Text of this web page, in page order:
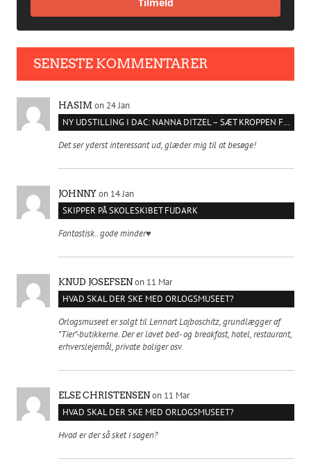
Tilmeld
SENESTE KOMMENTARER
HASIM on 24 Jan
NY UDSTILLING I DAC: NANNA DITZEL – SÆT KROPPEN FRI
Det ser yderst interessant ud, glæder mig til at besøge!
JOHNNY on 14 Jan
SKIPPER PÅ SKOLESKIBET FUDARK
Fantastisk.. gode minder♥️
KNUD JOSEFSEN on 11 Mar
HVAD SKAL DER SKE MED ORLOGSMUSEET?
Orlogsmuseet er solgt til Lennart Lajboschitz, grundlægger af
"Tier"-butikkerne. Der er lavet bed- og breakfast, hotel, restaurant,
erhverslejemål, private boliger osv.
ELSE CHRISTENSEN on 11 Mar
HVAD SKAL DER SKE MED ORLOGSMUSEET?
Hvad er der så sket i sagen?